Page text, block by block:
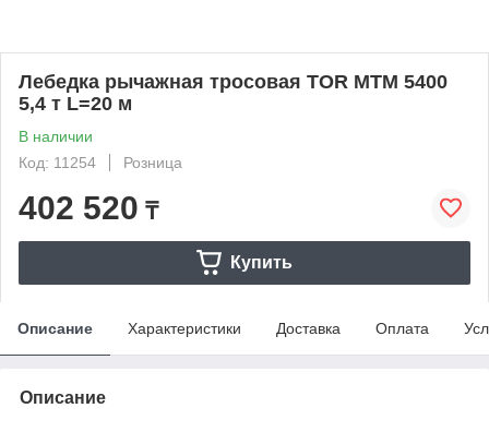
Лебедка рычажная тросовая TOR МТМ 5400
5,4 т L=20 м
В наличии
Код: 11254
Розница
402 520 ₸
Купить
Описание Характеристики Доставка Оплата
Описание